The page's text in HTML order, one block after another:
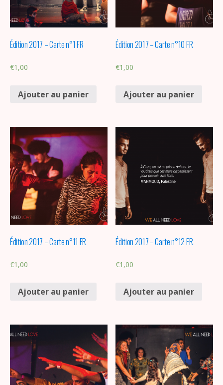
Édition 2017 – Carte n°1 FR
€1,00
Ajouter au panier
Édition 2017 – Carte n°10 FR
€1,00
Ajouter au panier
Édition 2017 – Carte n°11 FR
€1,00
Ajouter au panier
Édition 2017 – Carte n°12 FR
€1,00
Ajouter au panier